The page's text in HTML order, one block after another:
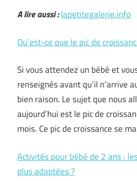
A lire aussi :lapetitegalerie.info
Qu’est-ce que le pic de
Si vous attendez un bébé et
renseignés avant qu’il n’arrive
bien raison. Le sujet que nous
aujourd’hui est le pic de
mois. Ce pic de croissance se
Activités pour bébé de 2 ans :
plus adaptées ?